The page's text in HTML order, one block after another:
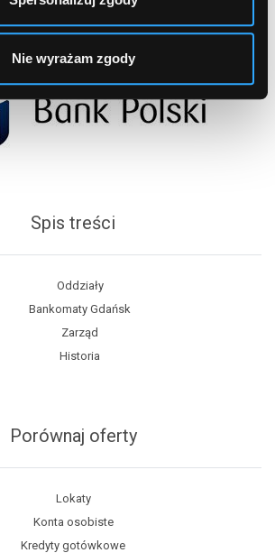
Nie wyrażam zgody
Spis treści
Oddziały
Bankomaty Gdańsk
Zarząd
Historia
Porównaj oferty
Lokaty
Konta osobiste
Kredyty gotówkowe